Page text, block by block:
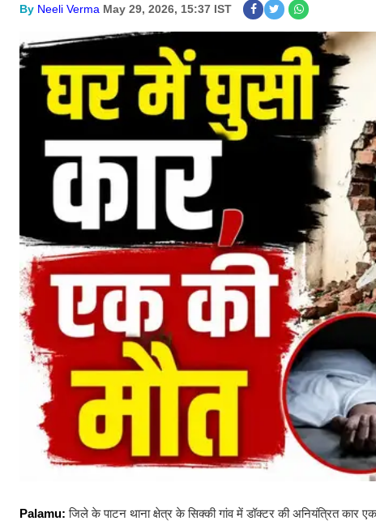
By Neeli Verma May 29, 2026, 15:37 IST
Palamu: जिले के पाटन थाना क्षेत्र के सिक्की गांव में डॉक्टर की अनियंत्रित कार